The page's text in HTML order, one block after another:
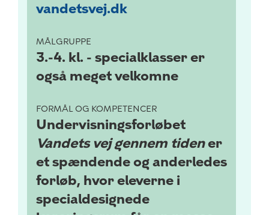
vandetsvej.dk
MÅLGRUPPE
3.-4. kl. - specialklasser er
også meget velkomne
FORMÅL OG KOMPETENCER
Undervisningsforløbet
Vandets vej gennem tidener
et spændende og anderledes
forløb, hvor eleverne i
specialdesignede